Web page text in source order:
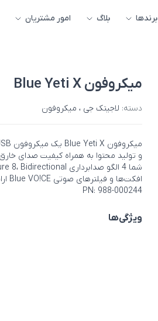
برندها بلاگ امور مشتریان
میکروفون Blue Yeti X
دسته: لاجیتک جی ، میکروفون
افکت‌ها و فیلترهای صوتی Blue VO!CE ارائه می‌دهد.
PN: 988-000244
ویژگی‌ها